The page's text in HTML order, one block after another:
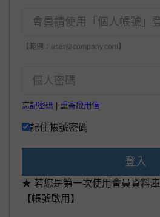
【範例：user@company.com】
忘記密碼 重寄啟用信
記住帳號密碼
登入
★ 若您是第一次使用會員資料
【帳號啟用】